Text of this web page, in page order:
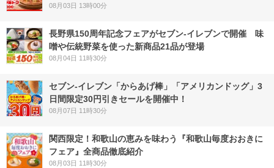
08月03日 13時00分
長野県150周年記念フェアがセブン-イレブンで開催 味
噌や伝統野菜を使った新商品21品が登場
08月04日 11時30分
セブン‐イレブン「からあげ棒」「アメリカンドッグ」3
日間限定30円引きセールを開催中！
08月07日 11時30分
関西限定！和歌山の恵みを味わう『和歌山毎度おおきに
フェア』全商品徹底紹介
08月03日 11時30分